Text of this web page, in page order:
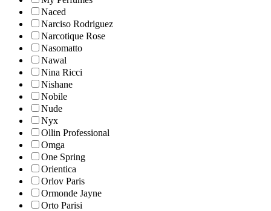
Naced
Narciso Rodriguez
Narcotique Rose
Nasomatto
Nawal
Nina Ricci
Nishane
Nobile
Nude
Nyx
Ollin Professional
Omga
One Spring
Orientica
Orlov Paris
Ormonde Jayne
Orto Parisi